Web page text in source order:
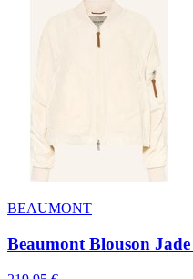
BEAUMONT
Beaumont Blouson Jade